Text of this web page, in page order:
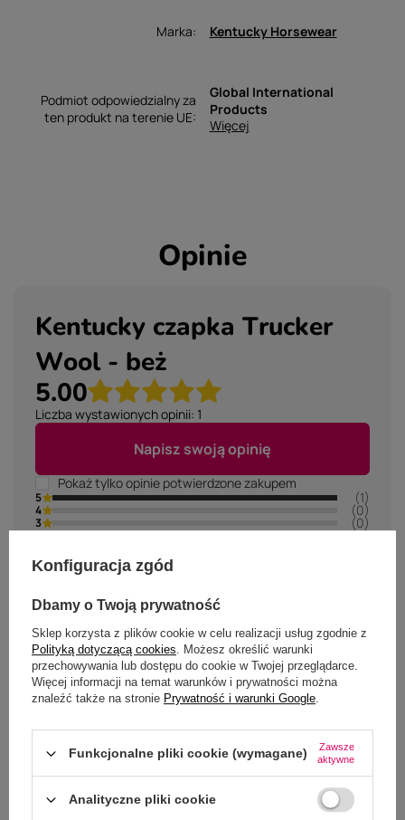
Marka Kentucky Horsewear
Podmiot odpowiedzialny za
ten produkt na terenie UE
Global International
Products
Więcej
Opinie
Kentucky czapka Trucker
Wool - beż
5.00
Liczba wystawionych opinii: 1
Napisz swoją opinię
Pokaż tylko opinie potwierdzone zakupem
5 (1)
4 (0)
3 (0)
2 (0)
Kliknij w ocenę aby filtrować opinie
5/5
OPINIA POTWIERDZONA ZAKUPEM
Piękna czapka!
2026-07-22Monika, Mosina
Czy ta opinia była pomocna?
Konfiguracja zgód
Dbamy o Twoją prywatność
Sklep korzysta z plików cookie w celu realizacji usług zgodnie z
Polityką dotyczącą cookies. Możesz określić warunki
przechowywania lub dostępu do cookie w Twojej przeglądarce.
Więcej informacji na temat warunków i prywatności można
znaleźć także na stronie Prywatność i warunki Google.
Funkcjonalne pliki cookie (wymagane)
Zawsze
aktywne
Analityczne pliki cookie